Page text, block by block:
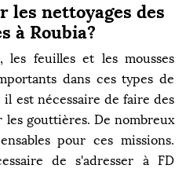
les nettoyages des
à Roubia?
les feuilles et les mousses
dans ces types de
est nécessaire de faire des
gouttières. De nombreux
pour ces missions.
de s'adresser à FD